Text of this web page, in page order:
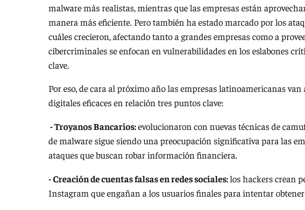
malware más realistas, mientras que las empresas están
manera más eficiente. Pero también ha estado marcado por los
cuáles crecieron, afectando tanto a grandes empresas como a
cibercriminales se enfocan en vulnerabilidades en los eslabones
clave.
Por eso, de cara al próximo año las empresas latinoamericanas
digitales eficaces en relación tres puntos clave:
- Troyanos Bancarios:evolucionaron con nuevas técnicas de
de malware sigue siendo una preocupación significativa para las
ataques que buscan robar información financiera.
- Creación de cuentas falsas en redes sociales:los hackers crean
Instagram que engañan a los usuarios finales para intentar obtener